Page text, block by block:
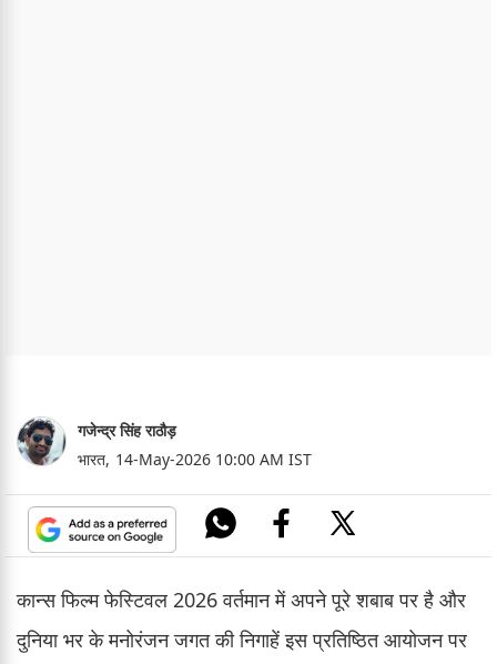
गजेन्द्र सिंह राठौड़
भारत, 14-May-2026 10:00 AM IST
कान्स फिल्म फेस्टिवल 2026 वर्तमान में अपने पूरे शबाब पर है और
दुनिया भर के मनोरंजन जगत की निगाहें इस प्रतिष्ठित आयोजन पर